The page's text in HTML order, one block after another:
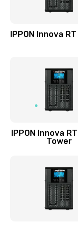
IPPON Innova
IPPON Innova
Tower